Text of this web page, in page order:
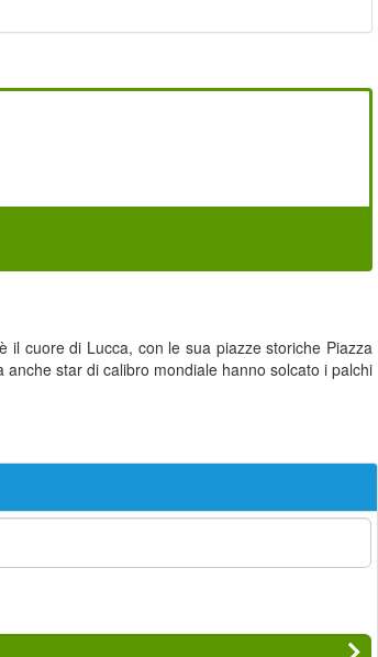
il cuore di Lucca, con le sua piazze storiche Piazza
star di calibro mondiale hanno solcato i palchi